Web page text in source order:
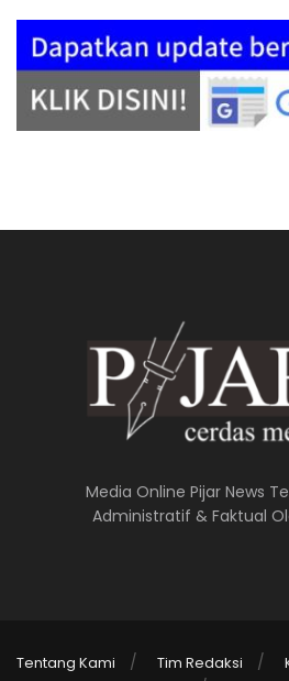
Media Online Pijar News
Administratif & Faktual
Tentang Kami Tim Redaksi